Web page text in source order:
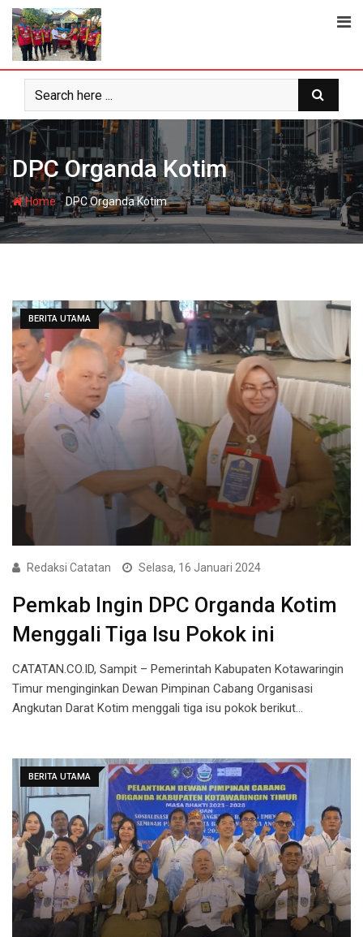
Skip
content
DPC Organda Kotim
Home-DPC Organda Kotim
BERITA UTAMA
Redaksi Catatan Selasa, 16 Januari 2024
Pemkab Ingin DPC Organda Kotim
Menggali Tiga Isu Pokok ini
CATATAN.CO.ID, Sampit – Pemerintah Kabupaten Kotawaringin
Timur menginginkan Dewan Pimpinan Cabang Organisasi
Angkutan Darat Kotim menggali tiga isu pokok berikut…
BERITA UTAMA